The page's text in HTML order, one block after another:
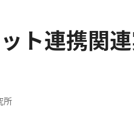
ット連携関
所